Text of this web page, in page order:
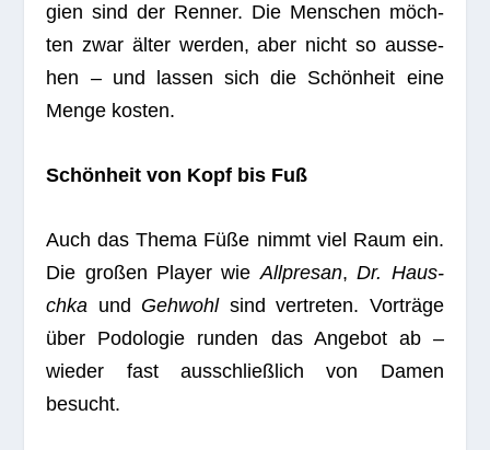
gien sind der Ren­ner. Die Men­schen möch­
ten zwar älter wer­den, aber nicht so aus­se­
hen – und las­sen sich die Schön­heit eine
Menge kosten.
Schön­heit von Kopf bis Fuß
Auch das Thema Füße nimmt viel Raum ein.
Die gro­ßen Player wie All­presan,Dr. Haus­
chka und Geh­wohlsind ver­tre­ten. Vor­träge
über Podo­lo­gie run­den das Ange­bot ab –
wie­der fast aus­schließ­lich von Damen
besucht.